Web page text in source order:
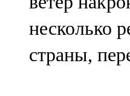
Чистай
103,0 FM
Чүпрәле
несколько
страны,